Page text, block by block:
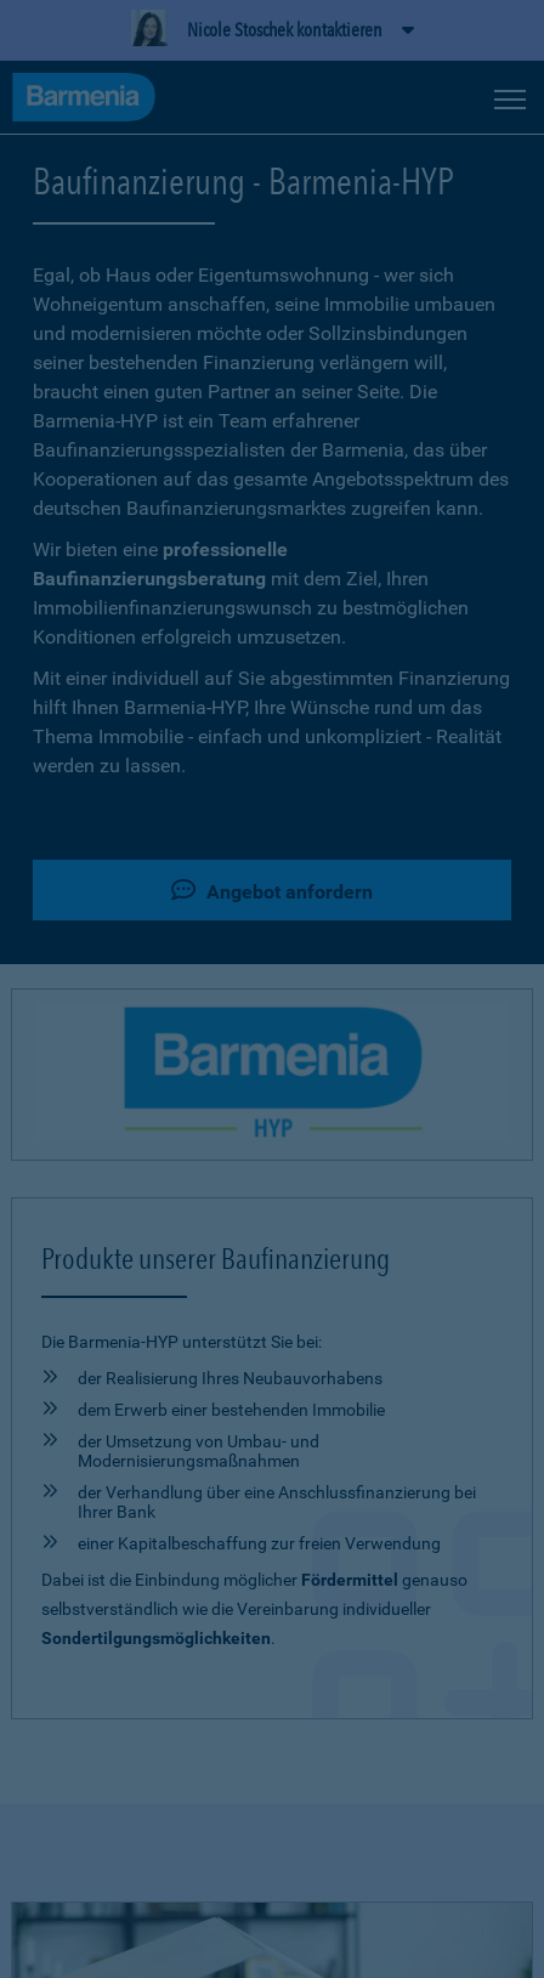
Nicole Stoschek kontaktieren
Baufinanzierung - Barmenia-HYP
Egal, ob Haus oder Eigentumswohnung - wer sich
Wohneigentum anschaffen, seine Immobilie umbauen
und modernisieren möchte oder Sollzinsbindungen
seiner bestehenden Finanzierung verlängern will,
braucht einen guten Partner an seiner Seite. Die
Barmenia-HYP ist ein Team erfahrener
Baufinanzierungsspezialisten der Barmenia, das über
Kooperationen auf das gesamte Angebotsspektrum des
deutschen Baufinanzierungsmarktes zugreifen kann.
Wir bieten eine professionelle
Baufinanzierungsberatung mit dem Ziel, Ihren
Immobilienfinanzierungswunsch zu bestmöglichen
Konditionen erfolgreich umzusetzen.
Mit einer individuell auf Sie abgestimmten Finanzierung
hilft Ihnen Barmenia-HYP, Ihre Wünsche rund um das
Thema Immobilie - einfach und unkompliziert - Realität
werden zu lassen.
Angebot anfordern
Produkte unserer Baufinanzierung
Die Barmenia-HYP unterstützt Sie bei:
der Realisierung Ihres Neubauvorhabens
dem Erwerb einer bestehenden Immobilie
der Umsetzung von Umbau- und
Modernisierungsmaßnahmen
der Verhandlung über eine Anschlussfinanzierung bei
Ihrer Bank
einer Kapitalbeschaffung zur freien Verwendung
Dabei ist die Einbindung möglicher Fördermittel genauso
selbstverständlich wie die Vereinbarung individueller
Sondertilgungsmöglichkeiten.